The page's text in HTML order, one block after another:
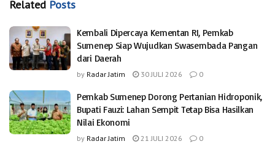
Related Posts
Kembali Dipercaya Kementan RI, Pemkab
Sumenep Siap Wujudkan Swasembada Pangan
dari Daerah
by Radar Jatim 30 JULI 2026 0
Pemkab Sumenep Dorong Pertanian Hidroponik,
Bupati Fauzi: Lahan Sempit Tetap Bisa Hasilkan
Nilai Ekonomi
by Radar Jatim 21 JULI 2026 0